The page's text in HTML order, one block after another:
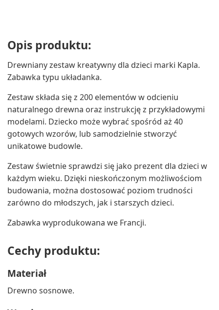
Opis produktu:
Drewniany zestaw kreatywny dla dzieci marki Kapla.
Zabawka typu układanka.
Zestaw składa się z 200 elementów w odcieniu
naturalnego drewna oraz instrukcję z przykładowymi
modelami. Dziecko może wybrać spośród aż 40
gotowych wzorów, lub samodzielnie stworzyć
unikatowe budowle.
Zestaw świetnie sprawdzi się jako prezent dla dzieci w
każdym wieku. Dzięki nieskończonym możliwościom
budowania, można dostosować poziom trudności
zarówno do młodszych, jak i starszych dzieci.
Zabawka wyprodukowana we Francji.
Cechy produktu:
Materiał
Drewno sosnowe.